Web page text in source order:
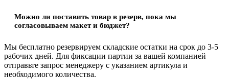
Можно ли поставить товар в резерв, пока мы
согласовываем макет и бюджет?
Мы бесплатно резервируем складские остатки на срок до 3-5
рабочих дней. Для фиксации партии за вашей компанией
отправьте запрос менеджеру с указанием артикула и
необходимого количества.